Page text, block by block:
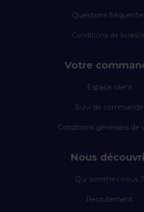
Questions
Conditions de
Votre
Espace client
Suivi de commande
Conditions générales de
Nous
Qui sommes-nous ?
Recrutement